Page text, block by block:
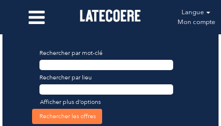
Langue
Mon compte
Rechercher par mot-clé
Rechercher par lieu
Afficher plus d’options